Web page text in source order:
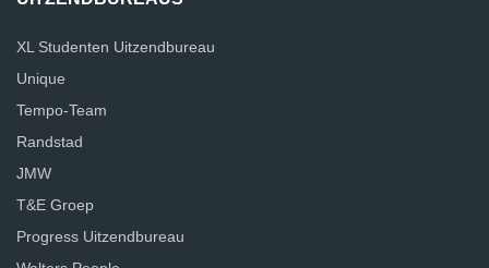
XL Studenten Uitzendbureau
Unique
Tempo-Team
Randstad
JMW
T&E Groep
Progress Uitzendbureau